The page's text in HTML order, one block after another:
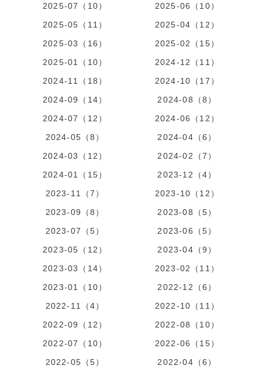
2025-07（10）
2025-06（10）
2025-05（11）
2025-04（12）
2025-03（16）
2025-02（15）
2025-01（10）
2024-12（11）
2024-11（18）
2024-10（17）
2024-09（14）
2024-08（8）
2024-07（12）
2024-06（12）
2024-05（8）
2024-04（6）
2024-03（12）
2024-02（7）
2024-01（15）
2023-12（4）
2023-11（7）
2023-10（12）
2023-09（8）
2023-08（5）
2023-07（5）
2023-06（5）
2023-05（12）
2023-04（9）
2023-03（14）
2023-02（11）
2023-01（10）
2022-12（6）
2022-11（4）
2022-10（11）
2022-09（12）
2022-08（10）
2022-07（10）
2022-06（15）
2022-05（5）
2022-04（6）